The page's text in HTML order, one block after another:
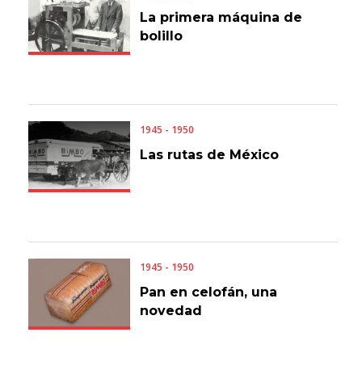
La primera máquina de
bolillo
1945 - 1950
Las rutas de México
1945 - 1950
Pan en celofán, una
novedad